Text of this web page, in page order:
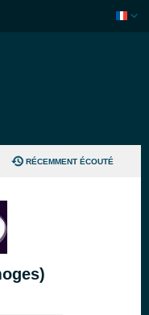
RÉCEMMENT ÉCOUTÉ